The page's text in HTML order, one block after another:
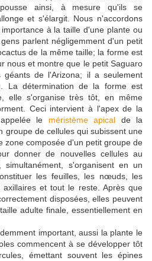
ainsi, à mesure qu'ils se
et s'élargit. Nous n'accordons
à la taille d'une plante ou
parlent négligemment d'un petit
de la même taille; la forme est
nous et montre que le petit Saguaro
de l'Arizona; il a seulement
La détermination de la forme est
elle s'organise très tôt, en même
Ceci intervient à l'apex de la
le méristème apical de la
groupe de cellules qui subissent une
zone composée d'un petit groupe de
donner de nouvelles cellules au
s'organisent en un
les feuilles, les nœuds, les
et tout le reste. Après que
disposées, elles peuvent
adulte finale, essentiellement en
important, aussi la plante le
commencent à se développer tôt
émettant souvent les épines